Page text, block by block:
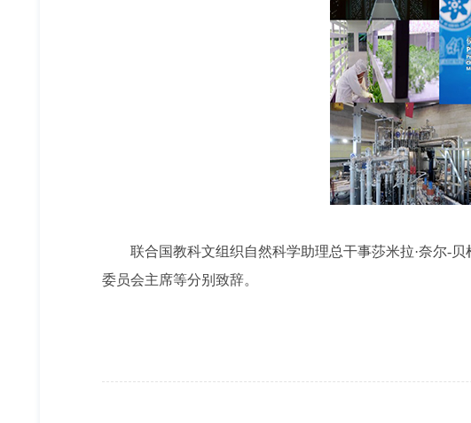
联合国教科文组织自然科学助理总干事莎米拉·奈尔-贝
委员会主席等分别致辞。